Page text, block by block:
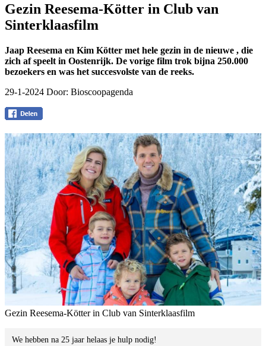
Gezin Reesema-Kötter in Club van
Sinterklaasfilm
Jaap Reesema en Kim Kötter met hele gezin in de nieuwe , die
zich af speelt in Oostenrijk. De vorige film trok bijna 250.000
bezoekers en was het succesvolste van de reeks.
29-1-2024 Door: Bioscoopagenda
Gezin Reesema-Kötter in Club van Sinterklaasfilm
We hebben na 25 jaar helaas je hulp nodig!